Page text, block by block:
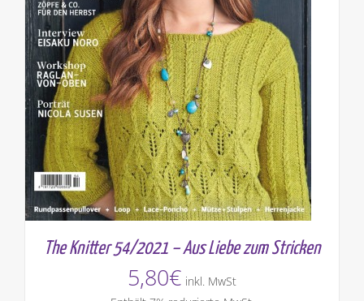
The Knitter 54/2021 – Aus Liebe zum Stricken
5,80€ inkl. MwSt